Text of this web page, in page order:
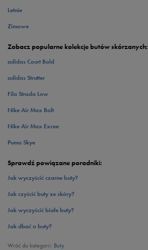
Letnie
Zimowe
Zobacz popularne kolekcje butów skórzanych:
adidas Court Bold
adidas Strutter
Fila Strada Low
Nike Air Max Bolt
Nike Air Max Excee
Puma Skye
Sprawdź powiązane poradniki:
Jak wyczyścić czarne buty?
Jak czyścić buty ze skóry?
Jak wyczyścić białe buty?
Jak dbać o buty?
Wróć do kategorii: Buty